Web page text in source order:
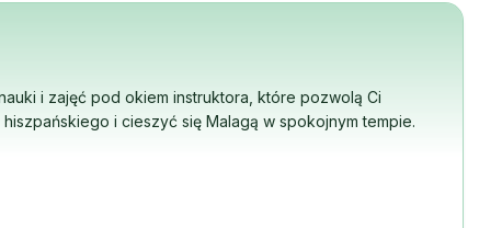
i zajęć pod okiem instruktora, które pozwolą Ci
i cieszyć się Malagą w spokojnym tempie.